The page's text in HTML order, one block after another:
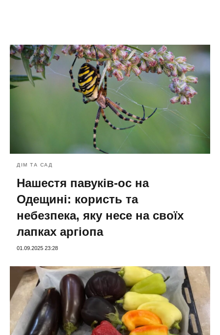
ДІМ ТА САД
Нашестя павуків-ос на
Одещині: користь та
небезпека, яку несе на своїх
лапках аргіопа
01.09.2025 23:28